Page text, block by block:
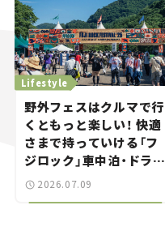
Lifestyle
野外フェスはクルマで行
くともっと楽しい！ 快適
さまで持っていける「フ
ジロック」車中泊・ドライ
ブガイド。
2026.07.09